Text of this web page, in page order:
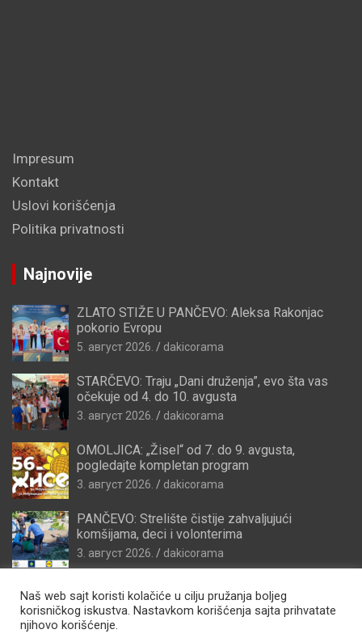
Impresum
Kontakt
Uslovi korišćenja
Politika privatnosti
Najnovije
ZLATO STIŽE U PANČEVO: Aleksa Rakonjac
pokorio Evropu
5. август 2026. dakicorama
STARČEVO: Traju „Dani druženja”, evo šta vas
očekuje od 4. do 10. avgusta
3. август 2026. dakicorama
OMOLJICA: „Žisel“ od 7. do 9. avgusta,
pogledajte kompletan program
3. август 2026. dakicorama
PANČEVO: Strelište čistije zahvaljujući
komšijama, deci i volonterima
3. август 2026. dakicorama
Naš web sajt koristi kolačiće u cilju pružanja boljeg
korisničkog iskustva. Nastavkom korišćenja sajta prihvatate
njihovo korišćenje.